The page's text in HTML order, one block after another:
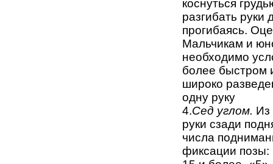
коснуться
разгибать руки
прогибаясь.
Мальчикам и
необходимо
более быстром
широко
одну руку
4.Сед углом. Из
руки сзади
числа
фиксации позы: